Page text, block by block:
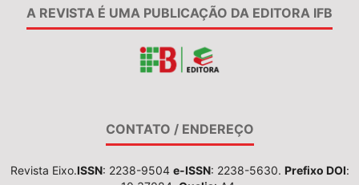
A REVISTA É UMA PUBLICAÇÃO DA EDITORA IFB
CONTATO / ENDEREÇO
Revista Eixo.ISSN: 2238-9504 e-ISSN: 2238-5630. Prefixo DOI: